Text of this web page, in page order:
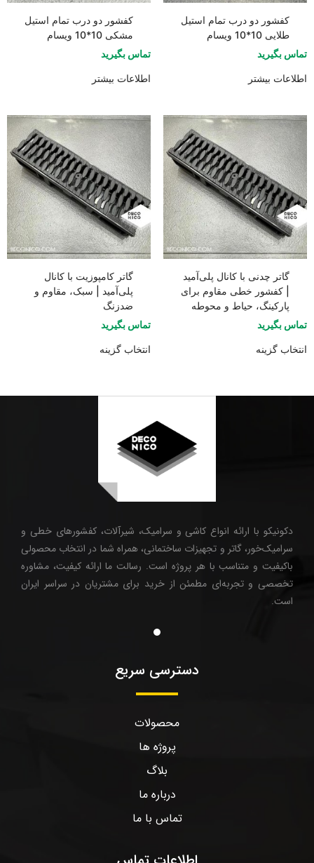
کفشور دو درب تمام استیل
طلایی 10*10 ویسام
تماس بگیرید
اطلاعات بیشتر
کفشور دو درب تمام استیل
مشکی 10*10 ویسام
تماس بگیرید
اطلاعات بیشتر
گاتر چدنی با کانال پلی‌آمید
| کفشور خطی مقاوم برای
پارکینگ، حیاط و محوطه
تماس بگیرید
انتخاب گزینه
گاتر کامپوزیت با کانال
پلی‌آمید | سبک، مقاوم و
ضدزنگ
تماس بگیرید
انتخاب گزینه
دکونیکو با ارائه انواع کاشی و سرامیک، شیرآلات، کفشورهای خطی و
سرامیک‌خور، گاتر و تجهیزات ساختمانی، همراه شما در انتخاب محصولی
باکیفیت و متناسب با هر پروژه است. رسالت ما ارائه کیفیت، مشاوره
تخصصی و تجربه‌ای مطمئن از خرید برای مشتریان در سراسر ایران
است.
دسترسی سریع
محصولات
پروژه ها
بلاگ
درباره ما
تماس با ما